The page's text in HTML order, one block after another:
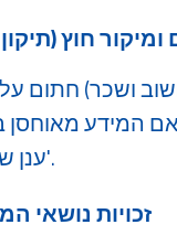
חוץ (תיקון 13)
ושכר) חתום
המידע מאוחסן
ענן של צד ג'.
זכויות נושאי